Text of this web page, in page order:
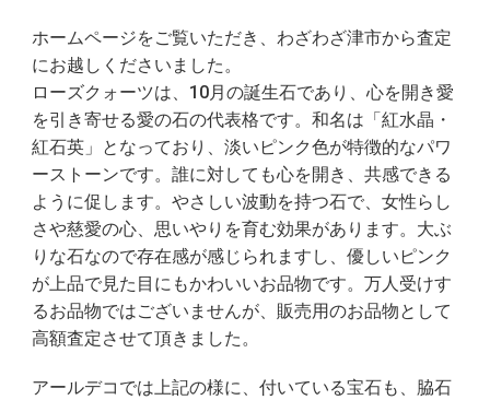
ホームページをご覧いただき、わざわざ津市から査定
にお越しくださいました。
ローズクォーツは、10月の誕生石であり、心を開き愛
を引き寄せる愛の石の代表格です。和名は「紅水晶・
紅石英」となっており、淡いピンク色が特徴的なパワ
ーストーンです。誰に対しても心を開き、共感できる
ように促します。やさしい波動を持つ石で、女性らし
さや慈愛の心、思いやりを育む効果があります。大ぶ
りな石なので存在感が感じられますし、優しいピンク
が上品で見た目にもかわいいお品物です。万人受けす
るお品物ではございませんが、販売用のお品物として
高額査定させて頂きました。
アールデコでは上記の様に、付いている宝石も、脇石